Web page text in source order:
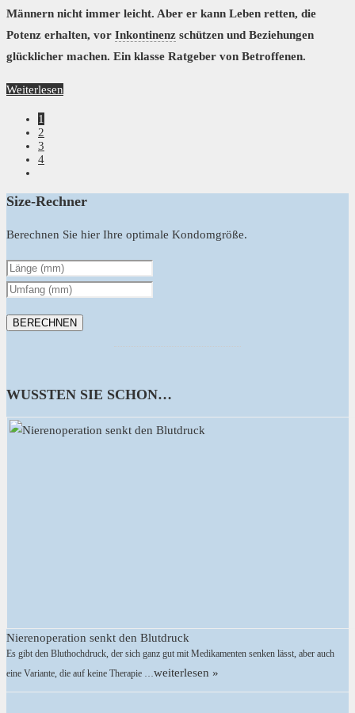
Männern nicht immer leicht. Aber er kann Leben retten, die
Potenz erhalten, vor Inkontinenz schützen und Beziehungen
glücklicher machen. Ein klasse Ratgeber von Betroffenen.
Weiterlesen
1
2
3
4
Size-Rechner
Berechnen Sie hier Ihre optimale Kondomgröße.
WUSSTEN SIE SCHON…
Nierenoperation senkt den Blutdruck
Es gibt den Bluthochdruck, der sich ganz gut mit Medikamenten senken lässt, aber auch
eine Variante, die auf keine Therapie …weiterlesen »